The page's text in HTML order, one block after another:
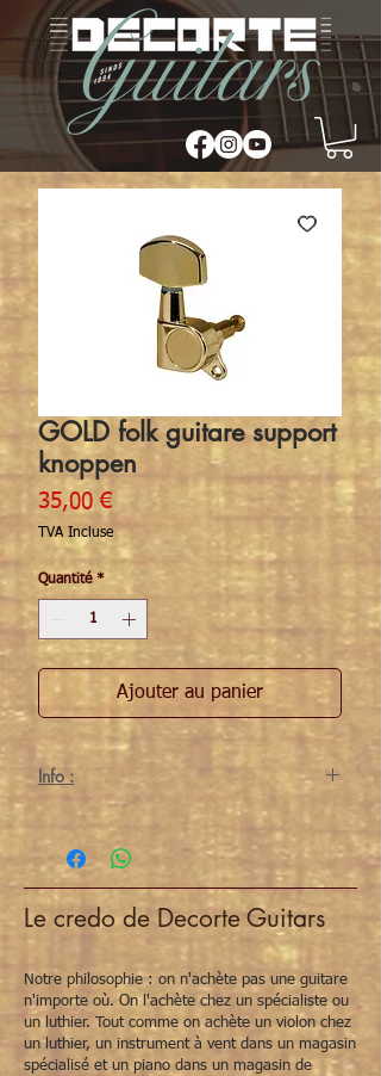
GOLD folk guitare support
knoppen
35,00 €Prix
TVA Incluse
Quantité *
Ajouter au panier
Info :
support stemmechanieken pour guitare folk,
3x links+3x rechts, goudkleurig, inclusief 6
vijsjes/bussen/revetten.
Le credo de Decorte Guitars
Notre philosophie : on n'achète pas une guitare
n'importe où. On l'achète chez un spécialiste ou
un luthier. Tout comme on achète un violon chez
un luthier, un instrument à vent dans un magasin
spécialisé et un piano dans un magasin de